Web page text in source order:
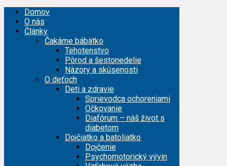
Domov
O nás
Články
Čakáme bábätko
Tehotenstvo
Pôrod a šestonedelie
Názory a skúsenosti
O deťoch
Deti a zdravie
Sprievodca ochoreniami
Očkovanie
Diafórum – náš život s
diabetom
Dojčiatko a batoliatko
Dojčenie
Psychomotorický vývin